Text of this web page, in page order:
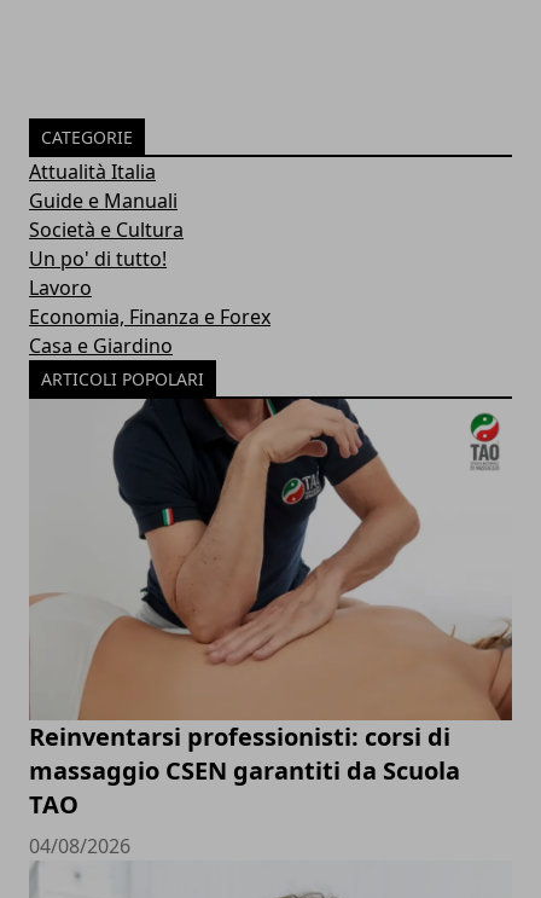
CATEGORIE
Attualità Italia
Guide e Manuali
Società e Cultura
Un po' di tutto!
Lavoro
Economia, Finanza e Forex
Casa e Giardino
ARTICOLI POPOLARI
Reinventarsi professionisti: corsi di
massaggio CSEN garantiti da Scuola
TAO
04/08/2026